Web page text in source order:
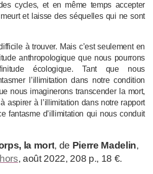
cycles, et en même temps accepter
et laisse des séquelles qui ne sont
à trouver. Mais c’est seulement en
anthropologique que nous pourrons
écologique. Tant que nous
l’illimitation dans notre condition
nous imaginerons transcender la mort,
aspirer à l’illimitation dans notre rapport
fantasme d’illimitation qui nous conduit
la mort, de Pierre Madelin,
, août 2022, 208 p., 18 €.